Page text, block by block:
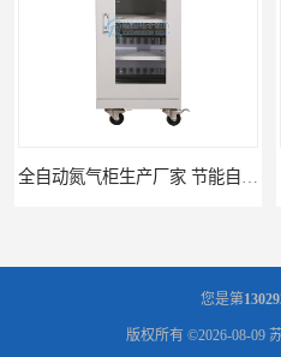
您是第
版权所有 ©2026-08-09